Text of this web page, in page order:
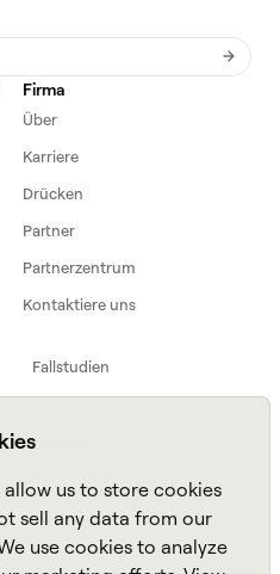
us to store cookies
sell any data from our
use cookies to analyze
Firma
Über
Karriere
Drücken
Partner
Partnerzentrum
Kontaktiere uns
Fallstudien
Podcast
TCO Calculator